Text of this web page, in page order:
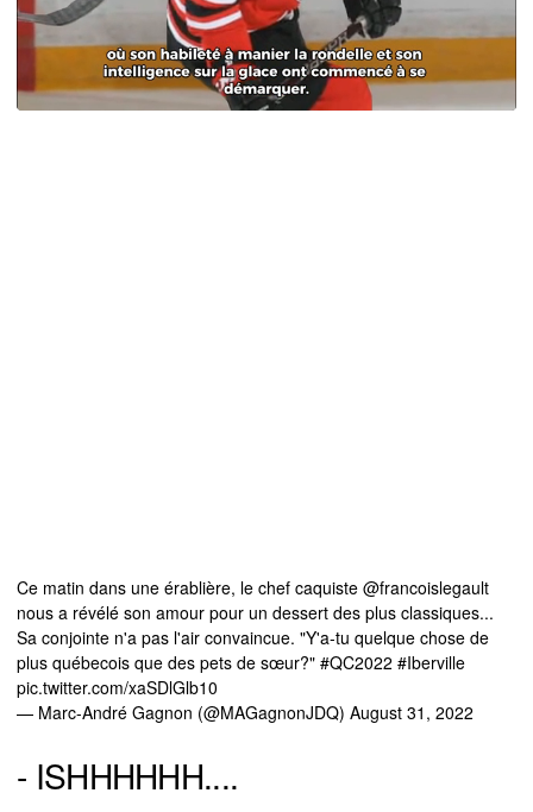
Ce matin dans une érablière, le chef caquiste @francoislegault
nous a révélé son amour pour un dessert des plus classiques...
Sa conjointe n'a pas l'air convaincue. "Y'a-tu quelque chose de
plus québecois que des pets de sœur?" #QC2022 #Iberville
pic.twitter.com/xaSDlGlb10
— Marc-André Gagnon (@MAGagnonJDQ) August 31, 2022
- ISHHHHHH....